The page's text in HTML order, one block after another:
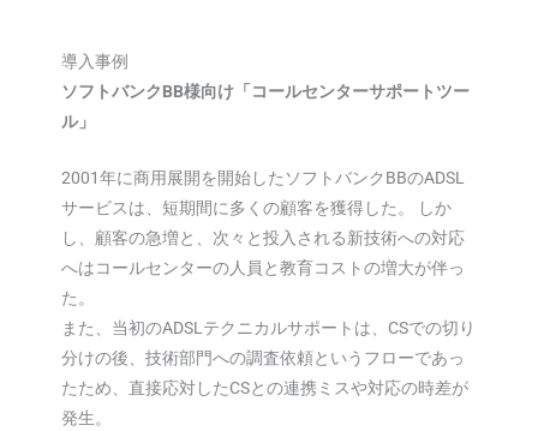
導入事例
ソフトバンクBB様向け「コールセンターサポートツー
ル」
2001年に商用展開を開始したソフトバンクBBのADSL
サービスは、短期間に多くの顧客を獲得した。 しか
し、顧客の急増と、次々と投入される新技術への対応
へはコールセンターの人員と教育コストの増大が伴っ
た。
また、当初のADSLテクニカルサポートは、CSでの切り
分けの後、技術部門への調査依頼というフローであっ
たため、直接応対したCSとの連携ミスや対応の時差が
発生。